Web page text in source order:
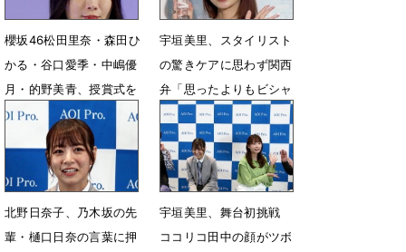
櫻坂46松田里奈・森田ひ
かる・谷口愛季・中嶋優
月・的野美青、授賞式を
見守る
3月31日 09時06分
宇垣美里、スタイリスト
の驚きケアに思わず関西
弁「思ったよりもビシャ
ビシャにするんやな」
6月24日 14時59分
北野日奈子、乃木坂の先
輩・樋口日奈の言葉に押
宇垣美里、舞台初挑戦
ココリコ田中の顔がツボ